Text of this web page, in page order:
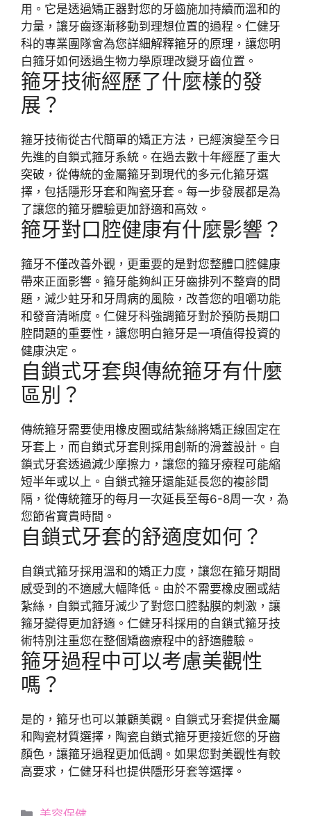
用。它是透過矯正器對您的牙齒施加持續而溫和的
力量，讓牙齒逐漸移動到理想位置的過程。仁健牙
科的專業團隊會為您詳細解釋箍牙的原理，讓您明
白箍牙如何透過生物力學原理改變牙齒位置。
箍牙技術經歷了什麼樣的發
展？
箍牙技術從古代簡單的矯正方法，已經演變至今日
先進的自鎖式箍牙系統。在過去數十年經歷了重大
突破，從傳統的金屬箍牙到現代的多元化箍牙選
擇，包括隱形牙套和陶瓷牙套。每一步發展都是為
了讓您的箍牙體驗更加舒適和高效。
箍牙對口腔健康有什麼影響？
箍牙不僅改善外觀，更重要的是對您整體口腔健康
帶來正面影響。箍牙能夠糾正牙齒排列不整齊的問
題，減少蛀牙和牙周病的風險，改善您的咀嚼功能
和發音清晰度。仁健牙科強調箍牙對於預防長期口
腔問題的重要性，讓您明白箍牙是一項值得投資的
健康決定。
自鎖式牙套與傳統箍牙有什麼
區別？
傳統箍牙需要使用橡皮圈或結紮絲將矯正線固定在
牙套上，而自鎖式牙套則採用創新的滑蓋設計。自
鎖式牙套透過減少摩擦力，讓您的箍牙療程可能縮
短半年或以上。自鎖式箍牙還能延長您的複診間
隔，從傳統箍牙的每月一次延長至每6-8周一次，為
您節省寶貴時間。
自鎖式牙套的舒適度如何？
自鎖式箍牙採用溫和的矯正力度，讓您在箍牙期間
感受到的不適感大幅降低。由於不需要橡皮圈或結
紮絲，自鎖式箍牙減少了對您口腔黏膜的刺激，讓
箍牙變得更加舒適。仁健牙科採用的自鎖式箍牙技
術特別注重您在整個矯齒療程中的舒適體驗。
箍牙過程中可以考慮美觀性
嗎？
是的，箍牙也可以兼顧美觀。自鎖式牙套提供金屬
和陶瓷材質選擇，陶瓷自鎖式箍牙更接近您的牙齒
顏色，讓箍牙過程更加低調。如果您對美觀性有較
高要求，仁健牙科也提供隱形牙套等選擇。
分